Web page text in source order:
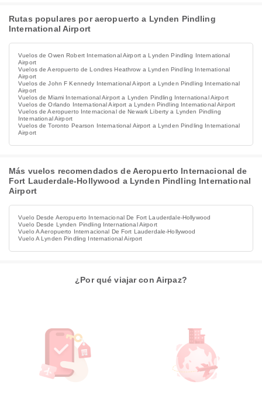
Rutas populares por aeropuerto a Lynden Pindling
International Airport
Vuelos de Owen Robert International Airport a Lynden Pindling International
Airport
Vuelos de Aeropuerto de Londres Heathrow a Lynden Pindling International
Airport
Vuelos de John F Kennedy International Airport a Lynden Pindling International
Airport
Vuelos de Miami International Airport a Lynden Pindling International Airport
Vuelos de Orlando International Airport a Lynden Pindling International Airport
Vuelos de Aeropuerto Internacional de Newark Liberty a Lynden Pindling
International Airport
Vuelos de Toronto Pearson International Airport a Lynden Pindling International
Airport
Más vuelos recomendados de Aeropuerto Internacional de
Fort Lauderdale-Hollywood a Lynden Pindling International
Airport
Vuelo Desde Aeropuerto Internacional De Fort Lauderdale-Hollywood
Vuelo Desde Lynden Pindling International Airport
Vuelo A Aeropuerto Internacional De Fort Lauderdale-Hollywood
Vuelo A Lynden Pindling International Airport
¿Por qué viajar con Airpaz?